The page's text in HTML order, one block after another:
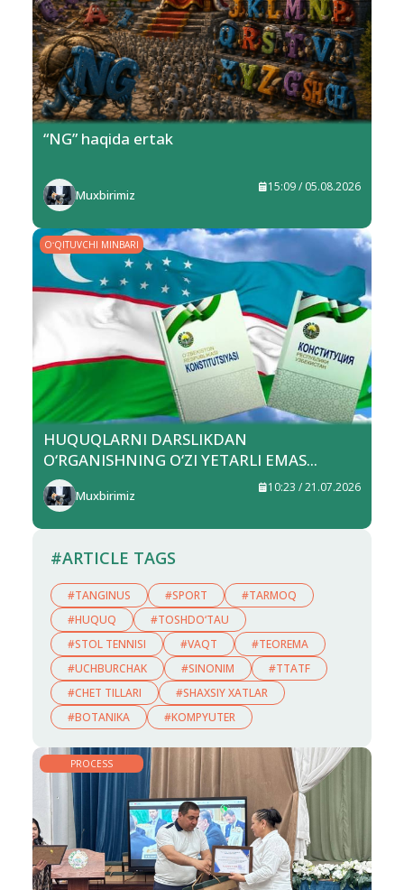
“NG” haqida ertak
Muxbirimiz
15:09 / 05.08.2026
OʻQITUVCHI MINBARI
HUQUQLARNI DARSLIKDAN
O‘RGANISHNING O‘ZI YETARLI EMAS...
Muxbirimiz
10:23 / 21.07.2026
#ARTICLE TAGS
#TANGINUS #SPORT
#TARMOQ
#HUQUQ
#TOSHDO‘TAU
#STOL TENNISI
#VAQT
#TEOREMA
#UCHBURCHAK
#SINONIM
#TTATF
#CHET TILLARI
#SHAXSIY XATLAR
#BOTANIKA
#KOMPYUTER
PROCESS